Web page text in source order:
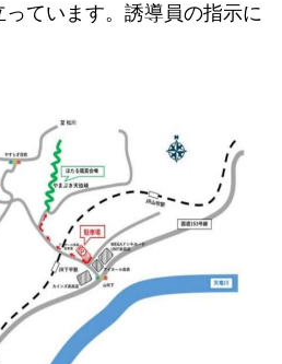
ています。誘導員の指示に